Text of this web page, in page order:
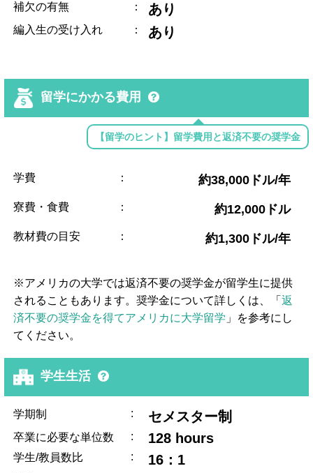
補欠の有無 ： あり
編入生の受け入れ ： あり
留学にかかる費用
【留学のヒント】留学費用と返済不要の奨学金
学費 ： 約38,000ドル/年
寮費・食費 ： 約12,000ドル
教材費の目安 ： 約1,300ドル/年
※アメリカの大学では返済不要の奨学金が留学生に提供
されることもあります。奨学金について詳しくは、「返
済不要の奨学金を得てアメリカに大学留学 」を参考にし
てください。
学生生活
学期制 : セメスター制
卒業に必要な単位数 : 128 hours
学生/教員数比 : 16：1